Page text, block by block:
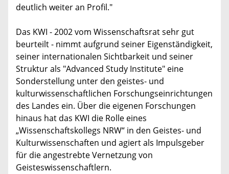
deutlich weiter an Profil."
Das KWI - 2002 vom Wissenschaftsrat sehr gut
beurteilt - nimmt aufgrund seiner Eigenständigkeit,
seiner internationalen Sichtbarkeit und seiner
Struktur als "Advanced Study Institute" eine
Sonderstellung unter den geistes- und
kulturwissenschaftlichen Forschungseinrichtungen
des Landes ein. Über die eigenen Forschungen
hinaus hat das KWI die Rolle eines
„Wissenschaftskollegs NRW“ in den Geistes- und
Kulturwissenschaften und agiert als Impulsgeber
für die angestrebte Vernetzung von
Geisteswissenschaftlern.